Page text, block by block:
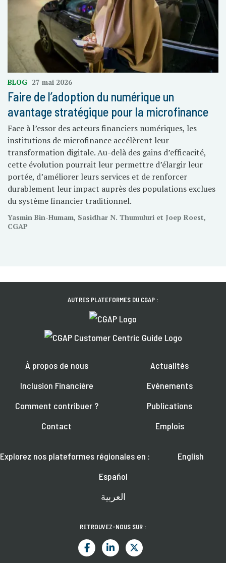
BLOG 27 mai 2026
Faire de l’adoption du numérique un
avantage stratégique pour la microfinance
Face à l’essor des acteurs financiers numériques, les
institutions de microfinance accélèrent leur
transformation digitale. Au-delà des gains d’efficacité,
cette évolution pourrait leur permettre d’élargir leur
portée, d’améliorer leurs services et de renforcer
durablement leur impact auprès des populations exclues
du système financier traditionnel.
Yasmin Bin-Humam, Sasidhar N. Thumuluri et Joep Roest,
CGAP
AUTRES PLATEFORMES DU CGAP :
À propos de nous
Inclusion Financière
Comment contribuer ?
Contact
Actualités
Evénements
Publications
Emplois
Explorez nos plateformes régionales en :
English
Español
العربية
RETROUVEZ-NOUS SUR :